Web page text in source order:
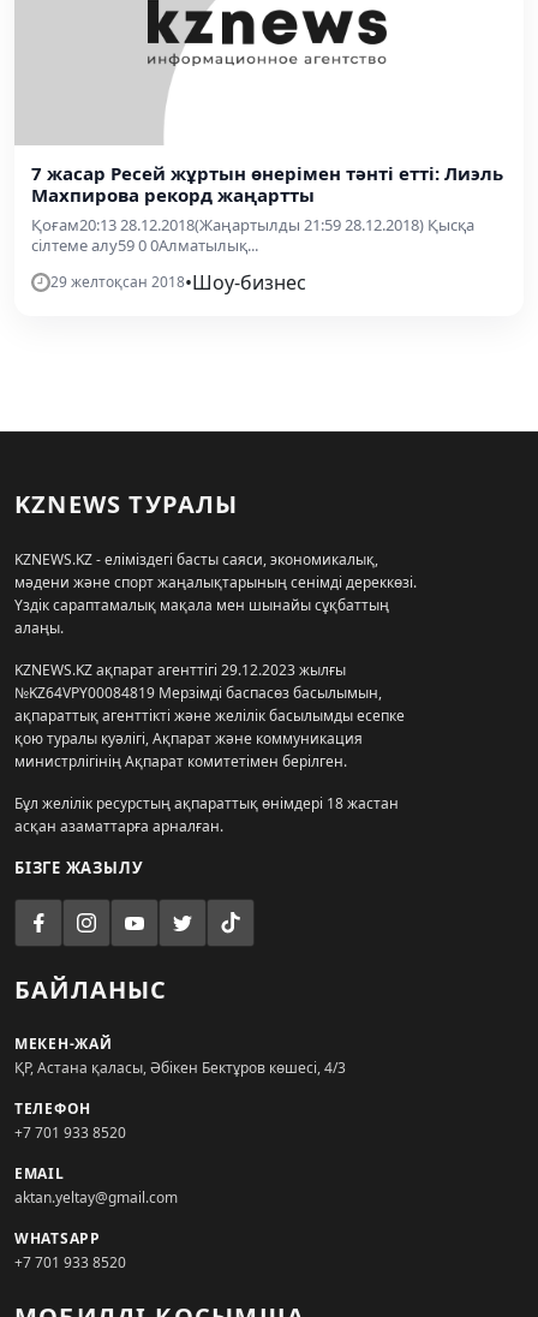
7 жасар Ресей жұртын өнерімен тәнті етті: Лиэль
Махпирова рекорд жаңартты
Қоғам20:13 28.12.2018(Жаңартылды 21:59 28.12.2018) Қысқа
сілтеме алу59 0 0Алматылық...
29 желтоқсан 2018•Шоу-бизнес
KZNEWS ТУРАЛЫ
KZNEWS.KZ - еліміздегі басты саяси, экономикалық,
мәдени және спорт жаңалықтарының сенімді дереккөзі.
Үздік сараптамалық мақала мен шынайы сұқбаттың
алаңы.
KZNEWS.KZ ақпарат агенттігі 29.12.2023 жылғы
№KZ64VPY00084819 Мерзімді баспасөз басылымын,
ақпараттық агенттікті және желілік басылымды есепке
қою туралы куәлігі, Ақпарат және коммуникация
министрлігінің Ақпарат комитетімен берілген.
Бұл желілік ресурстың ақпараттық өнімдері 18 жастан
асқан азаматтарға арналған.
БІЗГЕ ЖАЗЫЛУ
БАЙЛАНЫС
МЕКЕН-ЖАЙ
ҚР, Астана қаласы, Әбікен Бектұров көшесі, 4/3
ТЕЛЕФОН
+7 701 933 8520
EMAIL
aktan.yeltay@gmail.com
WHATSAPP
+7 701 933 8520